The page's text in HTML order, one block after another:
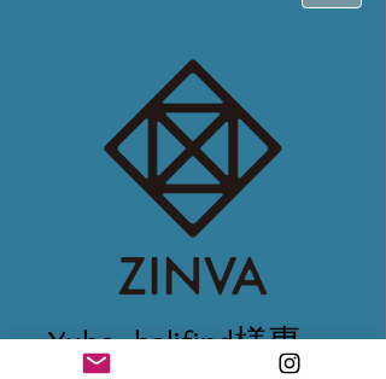
Yuko_balifind様専